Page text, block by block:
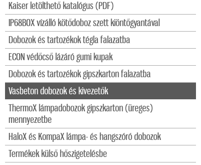
Kaiser letölthető katalógus (PDF)
IP68BOX vízálló kötődoboz szett kiöntőgyantával
Dobozok és tartozékok tégla falazatba
ECON védőcső lázáró gumi kupak
Dobozok és tartozékok gipszkarton falazatba
Vasbeton dobozok és kivezetők
ThermoX lámpadobozok gipszkarton (üreges)
mennyezetbe
HaloX és KompaX lámpa- és hangszóró dobozok
Termékek külső hőszigetelésbe